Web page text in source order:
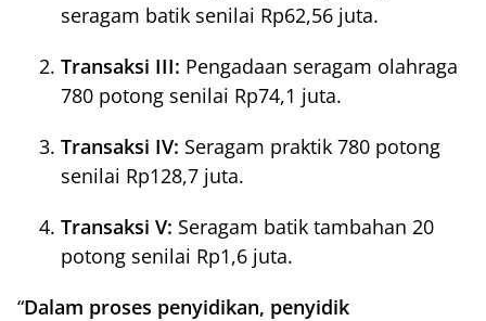
seragam batik senilai Rp62,56 juta.
Transaksi III: Pengadaan seragam olahraga
780 potong senilai Rp74,1 juta.
Transaksi IV: Seragam praktik 780 potong
senilai Rp128,7 juta.
Transaksi V: Seragam batik tambahan 20
potong senilai Rp1,6 juta.
“Dalam proses penyidikan, penyidik